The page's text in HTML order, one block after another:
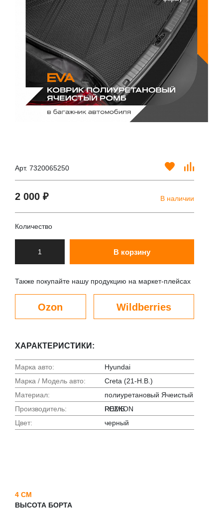
Арт. 7320065250
2 000 ₽ В наличии
Количество
В корзину
Также покупайте нашу продукцию на маркет-плейсах
Ozon Wildberries
ХАРАКТЕРИСТИКИ:
Марка авто:
Hyundai
Марка / Модель авто:
Creta (21-Н.В.)
Материал:
полиуретановый Ячеистый
РОМБ
Производитель:
REZKON
Цвет:
черный
4 СМ
ВЫСОТА БОРТА